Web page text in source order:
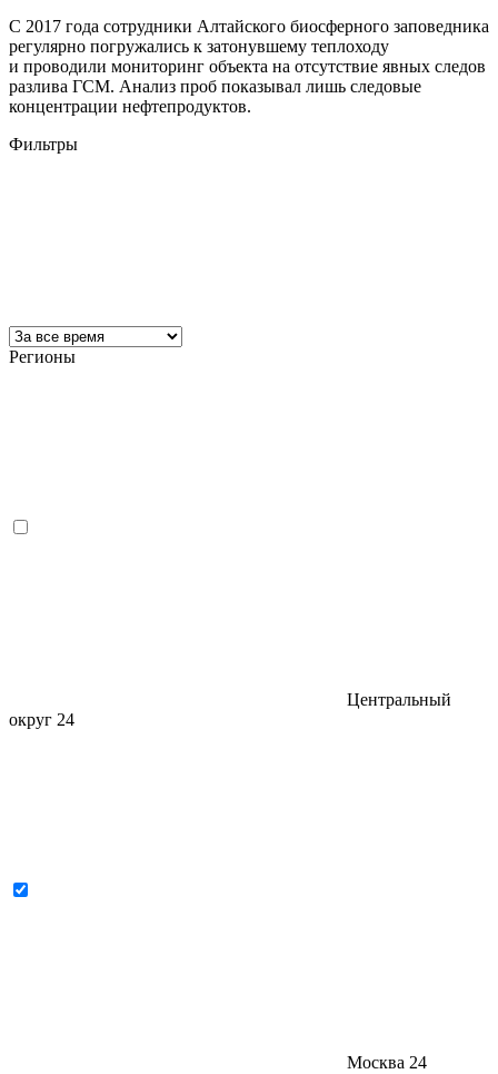
С 2017 года сотрудники Алтайского биосферного заповедника
регулярно погружались к затонувшему теплоходу
и проводили мониторинг объекта на отсутствие явных следов
разлива ГСМ. Анализ проб показывал лишь следовые
концентрации нефтепродуктов.
Фильтры
Регионы
Центральный
округ 24
Москва 24